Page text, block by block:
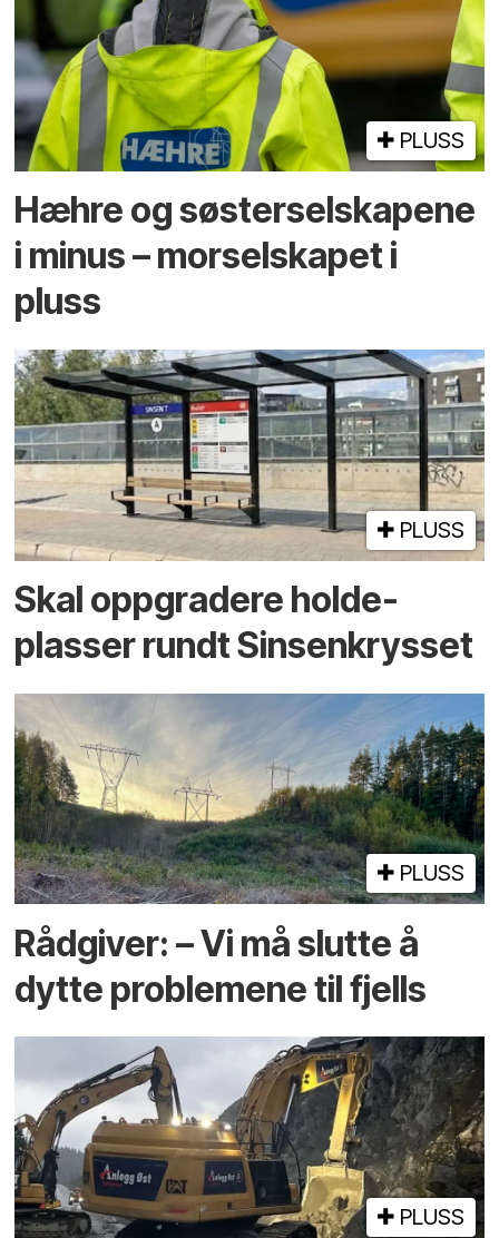
PLUSS
Hæhre og søster­selskapene
i minus – mor­selskapet i
pluss
PLUSS
Skal oppgradere holde­
plasser rundt Sinsenkrysset
PLUSS
Rådgiver: – Vi må slutte å
dytte problemene til fjells
PLUSS